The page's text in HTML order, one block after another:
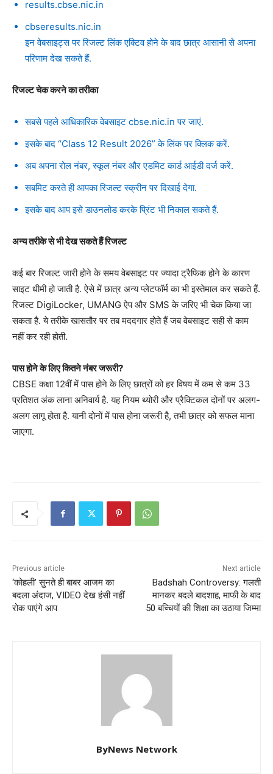
results.cbse.nic.in
cbseresults.nic.in
इन वेबसाइट्स पर रिजल्ट लिंक एक्टिव होने के बाद छात्र आसानी से अपना
परिणाम देख सकते हैं.
रिजल्ट चेक करने का तरीका
सबसे पहले आधिकारिक वेबसाइट cbse.nic.in पर जाएं.
इसके बाद “Class 12 Result 2026” के लिंक पर क्लिक करें.
अब अपना रोल नंबर, स्कूल नंबर और एडमिट कार्ड आईडी दर्ज करें.
सबमिट करते ही आपका रिजल्ट स्क्रीन पर दिखाई देगा.
इसके बाद आप इसे डाउनलोड करके प्रिंट भी निकाल सकते हैं.
अन्य तरीके से भी देख सकते हैं रिजल्ट
कई बार रिजल्ट जारी होने के समय वेबसाइट पर ज्यादा ट्रैफिक होने के कारण
साइट धीमी हो जाती है. ऐसे में छात्र अन्य प्लेटफॉर्म का भी इस्तेमाल कर सकते हैं.
रिजल्ट DigiLocker, UMANG ऐप और SMS के जरिए भी चेक किया जा
सकता है. ये तरीके खासतौर पर तब मददगार होते हैं जब वेबसाइट सही से काम
नहीं कर रही होती.
पास होने के लिए कितने नंबर जरूरी?
CBSE कक्षा 12वीं में पास होने के लिए छात्रों को हर विषय में कम से कम 33
प्रतिशत अंक लाना अनिवार्य है. यह नियम थ्योरी और प्रैक्टिकल दोनों पर अलग-
अलग लागू होता है. यानी दोनों में पास होना जरूरी है, तभी छात्र को सफल माना
जाएगा.
Previous article
‘कोहली’ सुनते ही बाबर आजम का
बदला अंदाज, VIDEO देख हंसी नहीं
रोक पाएंगे आप
Next article
Badshah Controversy: गलती
मानकर बदले बादशाह, माफी के बाद
50 बच्चियों की शिक्षा का उठाया जिम्मा
ByNews Network